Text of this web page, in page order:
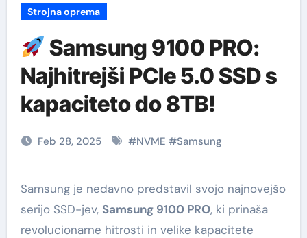
Strojna oprema
Samsung 9100 PRO:
Najhitrejši PCIe 5.0 SSD s
kapaciteto do 8TB!
Feb 28, 2025 #NVME #Samsung
Samsung je nedavno predstavil svojo najnovejšo
serijo SSD-jev, Samsung 9100 PRO, ki prinaša
revolucionarne hitrosti in velike kapacitete